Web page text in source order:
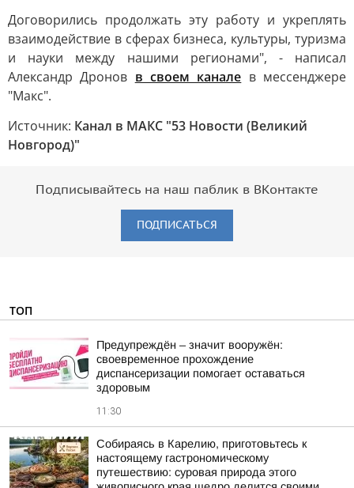
Договорились продолжать эту работу и укреплять
взаимодействие в сферах бизнеса, культуры, туризма
и науки между нашими регионами", - написал
Александр Дронов в своем канале в мессенджере
"Макс".
Источник: Канал в МАКС "53 Новости (Великий
Новгород)"
Подписывайтесь на наш паблик в ВКонтакте
ПОДПИСАТЬСЯ
ТОП
Предупреждён – значит вооружён:
своевременное прохождение
диспансеризации помогает оставаться
здоровым
11:30
Собираясь в Карелию, приготовьтесь к
настоящему гастрономическому
путешествию: суровая природа этого